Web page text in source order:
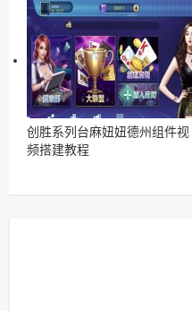
创胜系列台麻妞妞德州组件视
频搭建教程